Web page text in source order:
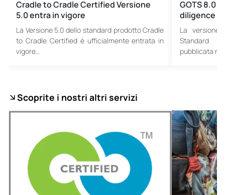
Cradle to Cradle Certified Versione
5.0 entra in vigore
La Versione 5.0 dello standard prodotto Cradle
to Cradle Certified è ufficialmente entrata in
vigore…
GOTS 8.0
diligence
La versione
Standard
pubblicata
Scoprite i nostri altri servizi